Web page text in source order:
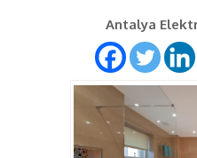
Antalya